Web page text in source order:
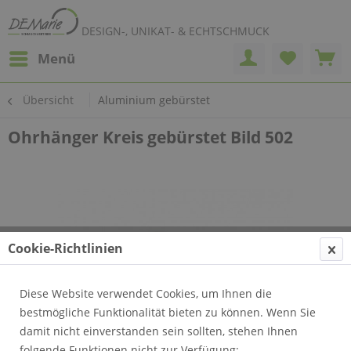
DESIGN-, UNIKAT- & ECHTSCHMUCK
Menü
Übersicht Aluminium gebürstet
Ohrhänger Kreis gebürstet Bild 502
Cookie-Richtlinien
Diese Website verwendet Cookies, um Ihnen die
bestmögliche Funktionalität bieten zu können. Wenn Sie
damit nicht einverstanden sein sollten, stehen Ihnen